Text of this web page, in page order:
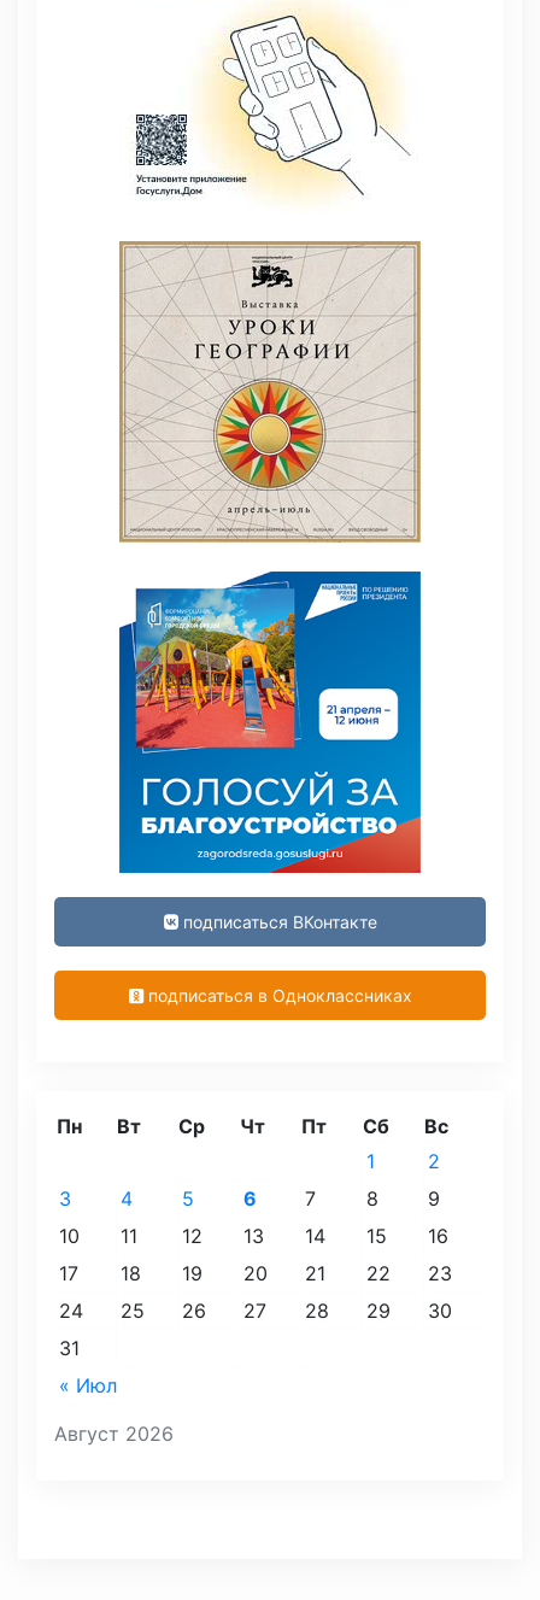
подписаться ВКонтакте
подписаться в Одноклассниках
Август 2026
Пн Вт Ср Чт Пт Сб Вс
« Июл
1
2
3
4 5 6 7 8
9
10
11 12 13 14 15
16
17
18 19 20 21 22
23
24
25 26 27 28 29
30
31